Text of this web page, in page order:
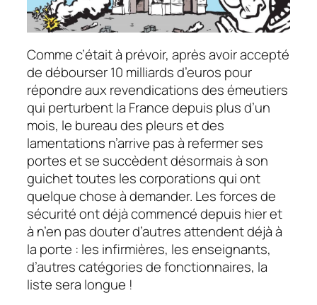
Comme c’était à prévoir, après avoir accepté
de débourser 10 milliards d’euros pour
répondre aux revendications des émeutiers
qui perturbent la France depuis plus d’un
mois, le bureau des pleurs et des
lamentations n’arrive pas à refermer ses
portes et se succèdent désormais à son
guichet toutes les corporations qui ont
quelque chose à demander. Les forces de
sécurité ont déjà commencé depuis hier et
à n’en pas douter d’autres attendent déjà à
la porte : les infirmières, les enseignants,
d’autres catégories de fonctionnaires, la
liste sera longue !